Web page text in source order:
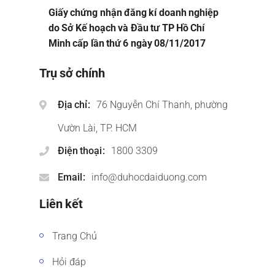
Giấy chứng nhận đăng kí doanh nghiệp
do Sở Kế hoạch và Đầu tư TP Hồ Chí
Minh cấp lần thứ 6 ngày 08/11/2017
Trụ sở chính
Địa chỉ
76 Nguyễn Chí Thanh, phường
Vườn Lài, TP. HCM
Điện thoại
1800 3309
Email info@duhocdaiduong.com
Liên kết
Trang Chủ
Hỏi đáp